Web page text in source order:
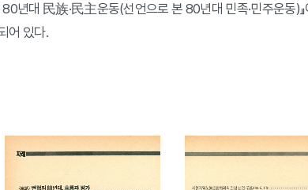
년대 民族·民主운동(선언으로 본 80년대 민족·민주운동
어 있다.